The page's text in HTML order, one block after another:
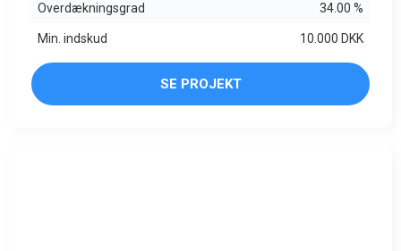
Overdækningsgrad 34.00 %
Min. indskud 10.000 DKK
SE PROJEKT